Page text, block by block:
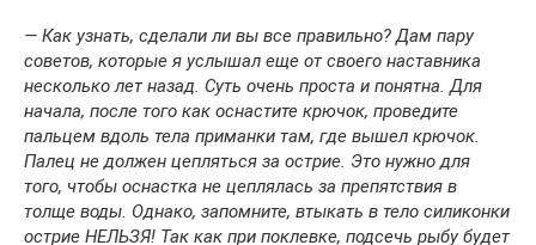
— Как узнать, сделали ли вы все правильно? Дам пару
советов, которые я услышал еще от своего наставника
несколько лет назад. Суть очень проста и понятна. Для
начала, после того как оснастите крючок, проведите
пальцем вдоль тела приманки там, где вышел крючок.
Палец не должен цепляться за острие. Это нужно для
того, чтобы оснастка не цеплялась за препятствия в
толще воды. Однако, запомните, втыкать в тело силиконки
острие НЕЛЬЗЯ! Так как при поклевке, подсечь рыбу будет